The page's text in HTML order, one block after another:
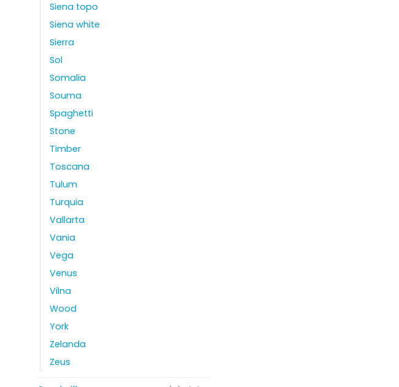
Siena topo
Siena white
Sierra
Sol
Somalia
Souma
Spaghetti
Stone
Timber
Toscana
Tulum
Turquia
Vallarta
Vania
Vega
Venus
Vilna
Wood
York
Zelanda
Zeus